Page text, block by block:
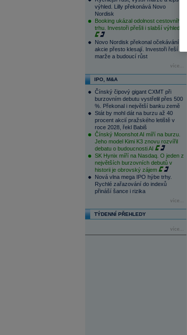
výhled. Lilly překonává Novo
Nordisk
Booking ukázal odolnost cestovního
trhu. Investoři přešli i slabší výhled
Novo Nordisk překonal očekávání,
akcie přesto klesají. Investoři řeší
marže a budoucí růst
více...
IPO, M&A
Čínský čipový gigant CXMT při
burzovním debutu vystřelil přes 500
%. Překonal i největší banku země
Stát by mohl dát na burzu až 40
procent akcií pražského letiště v
roce 2028, řekl Babiš
Čínský Moonshot AI míří na burzu.
Jeho model Kimi K3 znovu rozvířil
debatu o budoucnosti AI
SK Hynix míří na Nasdaq. O jeden z
největších burzovních debutů v
historii je obrovský zájem
Nová vlna mega IPO hýbe trhy.
Rychlé zařazování do indexů
přináší šance i rizika
více...
TÝDENNÍ PŘEHLEDY
více...